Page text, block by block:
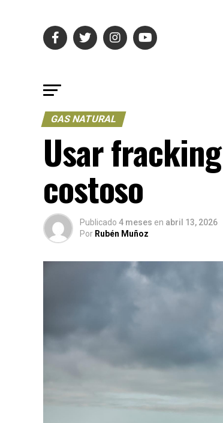
GAS NATURAL
Usar
costoso
Publicado 4 meses en abril 13, 2026
Por Rubén Muñoz